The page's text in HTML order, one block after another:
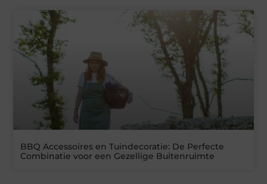
BBQ Accessoires en Tuindecoratie: De Perfecte
Combinatie voor een Gezellige Buitenruimte